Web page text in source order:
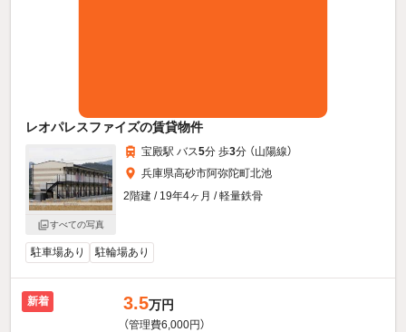
レオパレスファイズの賃貸物件
すべての写真
宝殿駅 バス5分 歩3分 （山陽線）
兵庫県高砂市阿弥陀町北池
2階建 / 19年4ヶ月 / 軽量鉄骨
駐車場あり 駐輪場あり
新着 3.5万円
（管理費6,000円）